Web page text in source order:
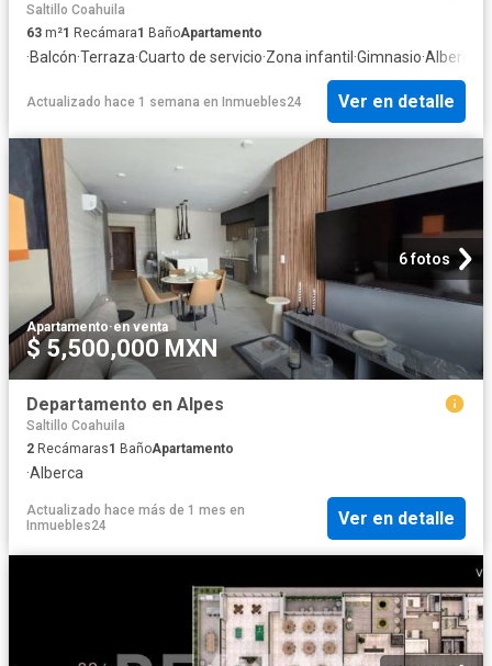
Saltillo Coahuila
63 m²1 Recámara1 BañoApartamento
·Balcón·Terraza·Cuarto de servicio·Zona infantil ·Gimnasio·Alberca
Actualizado hace 1 semana en Inmuebles24 Ver en detalle
6 fotos
Apartamento·en venta
$ 5,500,000 MXN
Departamento en Alpes
Saltillo Coahuila
2 Recámaras1 BañoApartamento
·Alberca
Actualizado hace más de 1 mes en
Inmuebles24
Ver en detalle